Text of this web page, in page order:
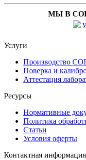
МЫ В
Услуги
Производство
Поверка и
Аттестация
Ресурсы
Нормативные
Политика
Статьи
Условия оферты
Контактная информация